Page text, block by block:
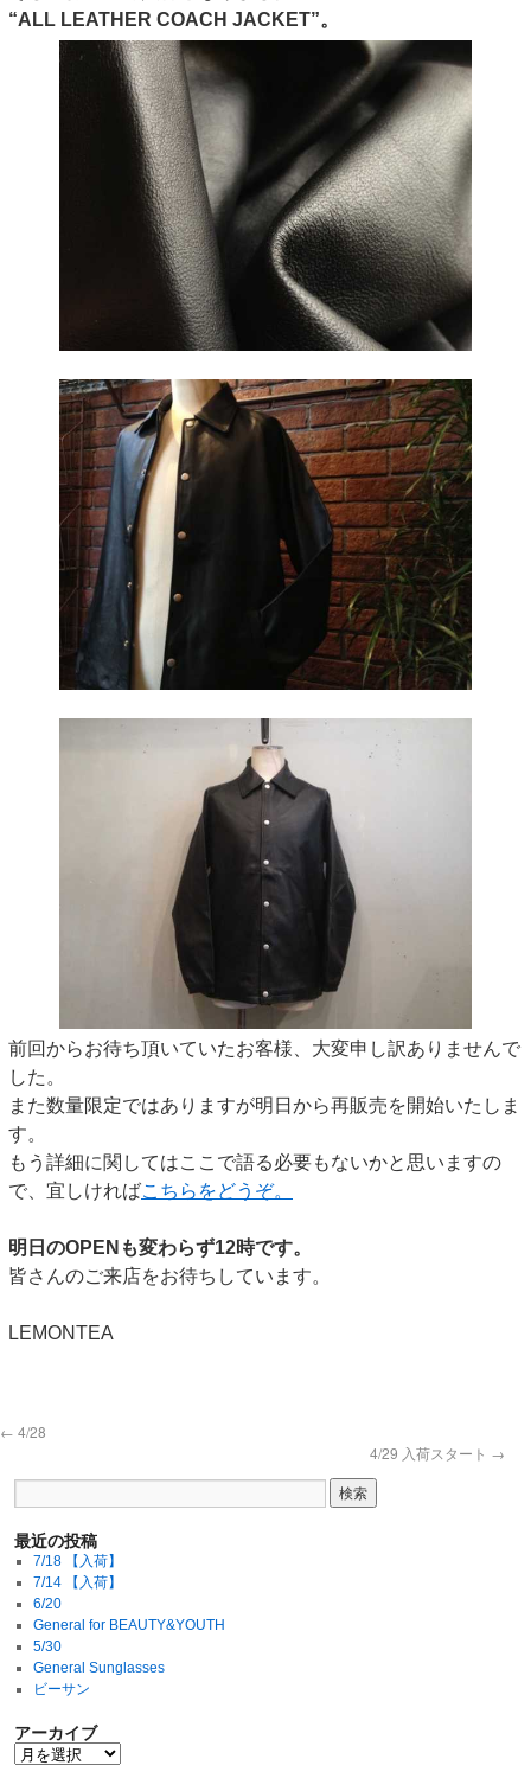
“ALL LEATHER COACH JACKET”。
前回からお待ち頂いていたお客様、大変申し訳ありませんで
した。
また数量限定ではありますが明日から再販売を開始いたしま
す。
もう詳細に関してはここで語る必要もないかと思いますの
で、宜しければこちらをどうぞ。
明日のOPENも変わらず12時です。
皆さんのご来店をお待ちしています。
LEMONTEA
← 4/28
4/29 入荷スタート →
最近の投稿
7/18 【入荷】
7/14 【入荷】
6/20
General for BEAUTY&YOUTH
5/30
General Sunglasses
ビーサン
アーカイブ